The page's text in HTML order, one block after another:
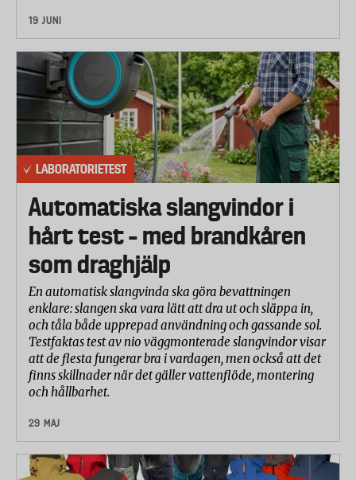
19 JUNI
LABORATORIETEST
Automatiska slangvindor i
hårt test – med brandkåren
som draghjälp
En automatisk slangvinda ska göra bevattningen
enklare: slangen ska vara lätt att dra ut och släppa in,
och tåla både upprepad användning och gassande sol.
Testfaktas test av nio väggmonterade slangvindor visar
att de flesta fungerar bra i vardagen, men också att det
finns skillnader när det gäller vattenflöde, montering
och hållbarhet.
29 MAJ